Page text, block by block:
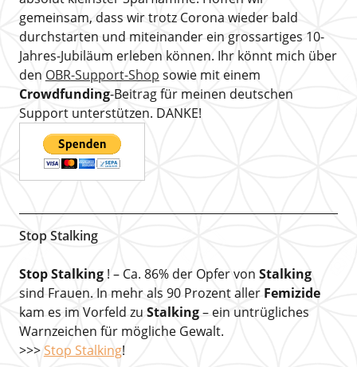
gemeinsam, dass wir trotz Corona wieder bald
durchstarten und miteinander ein grossartiges 10-
Jahres-Jubiläum erleben können. Ihr könnt mich über
den OBR-Support-Shop sowie mit einem
Crowdfunding-Beitrag für meinen deutschen
Support unterstützen. DANKE!
Stop Stalking
Stop Stalking! – Ca. 86% der Opfer von Stalking
sind Frauen. In mehr als 90 Prozent aller Femizide
kam es im Vorfeld zu Stalking– ein untrügliches
Warnzeichen für mögliche Gewalt.
>>> Stop Stalking!